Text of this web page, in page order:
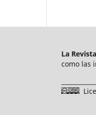
La
como las